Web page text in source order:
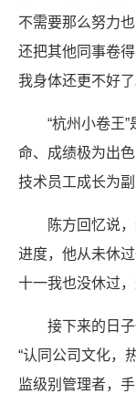
不需要那么努力
还把其他同事卷
我身体还更不好了
“杭州小卷王
命、成绩极为出
技术员工成长为
陈方回忆说
进度，他从未休
十一我也没休过
接下来的日
“认同公司文化，
监级别管理者，